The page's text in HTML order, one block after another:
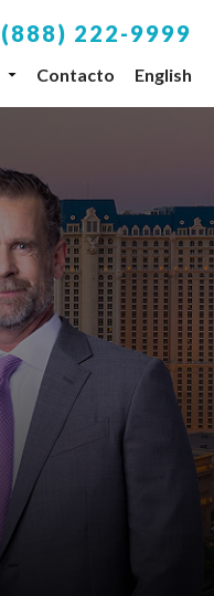
(888) 222-9999
Contacto English